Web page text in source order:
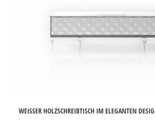
WEISSER HOLZSCHREIBTISCH IM ELEGANTEN